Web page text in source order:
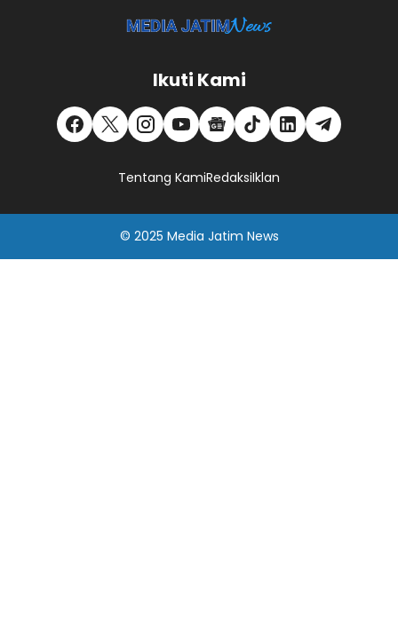
Ikuti Kami
Tentang KamiRedaksiIklan
© 2025 Media Jatim News